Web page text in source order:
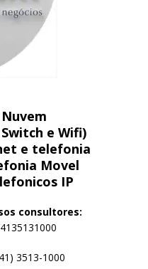
e Wifi)
e telefonia
Movel
IP
consultores:
3513-1000